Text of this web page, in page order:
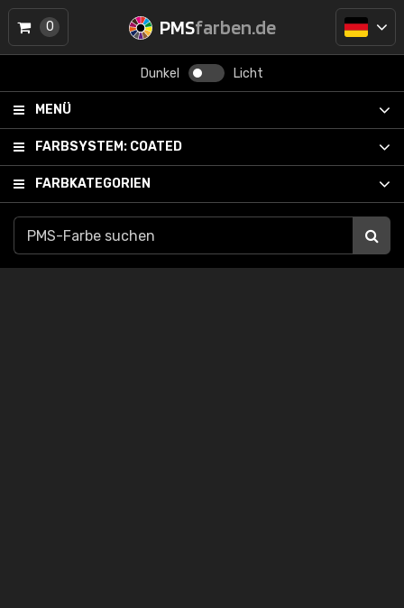
PMSfarben.de
Dunkel Licht
MENÜ
FARBSYSTEM: COATED
FARBKATEGORIEN
0